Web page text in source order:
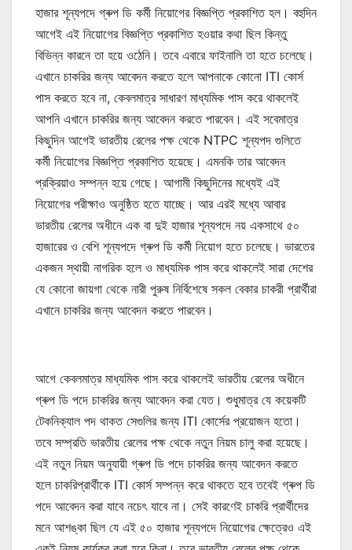
হাজার শূন্যপদে গ্ৰুপ ডি কর্মী নিয়োগের বিজ্ঞপ্তি প্রকাশিত হল। বহুদিন
আগেই এই নিয়োগের বিজ্ঞপ্তি প্রকাশিত হওয়ার কথা ছিল কিন্তু
বিভিন্ন কারনে তা হয়ে ওঠেনি। তবে এবারে ফাইনালি তা হতে চলেছে।
এখানে চাকরির জন্য আবেদন করতে হলে আপনাকে কোনো ITI কোর্স
পাস করতে হবে না, কেবলমাত্র সাধারণ মাধ্যমিক পাস করে থাকলেই
আপনি এখানে চাকরির জন্য আবেদন করতে পারবেন। এই সবেমাত্র
কিছুদিন আগেই ভারতীয় রেলের পক্ষ থেকে NTPC শূন্যপদ গুলিতে
কর্মী নিয়োগের বিজ্ঞপ্তি প্রকাশিত হয়েছে। এমনকি তার আবেদন
প্রক্রিয়াও সম্পন্ন হয়ে গেছে। আগামী কিছুদিনের মধ্যেই এই
নিয়োগের পরীক্ষাও অনুষ্ঠিত হতে যাচ্ছে। আর এরই মধ্যে আবার
ভারতীয় রেলের অধীনে এক বা দুই হাজার শূন্যপদে নয় একসাথে ৫০
হাজারের ও বেশি শূন্যপদে গ্ৰুপ ডি কর্মী নিয়োগ হতে চলেছে। ভারতের
একজন স্থায়ী নাগরিক হলে ও মাধ্যমিক পাস করে থাকলেই সারা দেশের
যে কোনো জায়গা থেকে নারী পুরুষ নির্বিশেষে সকল বেকার চাকরী প্রার্থীরা
এখানে চাকরির জন্য আবেদন করতে পারবেন।
আগে কেবলমাত্র মাধ্যমিক পাস করে থাকলেই ভারতীয় রেলের অধীনে
গ্ৰুপ ডি পদে চাকরির জন্য আবেদন করা যেত। শুধুমাত্র যে কয়েকটি
টেকনিক্যাল পদ থাকত সেগুলির জন্য ITI কোর্সের প্রয়োজন হতো।
তবে সম্প্রতি ভারতীয় রেলের পক্ষ থেকে নতুন নিয়ম চালু করা হয়েছে।
এই নতুন নিয়ম অনুযায়ী গ্ৰুপ ডি পদে চাকরির জন্য আবেদন করতে
হলে চাকরিপ্রার্থীকে ITI কোর্স সম্পন্ন করে থাকতে হবে তবেই গ্ৰুপ ডি
পদে আবেদন করা যাবে নচেৎ যাবে না। সেই কারণেই চাকরি প্রার্থীদের
মনে আশঙ্কা ছিল যে এই ৫০ হাজার শূন্যপদে নিয়োগের ক্ষেত্রেও এই